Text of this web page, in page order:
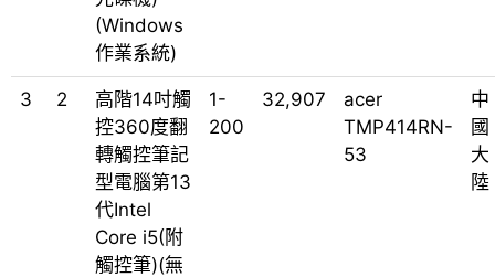
(Windows
作業系統)
3 2
高階14吋觸
控360度翻
轉觸控筆記
型電腦第13
代Intel
Core i5(附
觸控筆)(無
1-
200
32,907
acer
TMP414RN-
53
中
國
大
陸